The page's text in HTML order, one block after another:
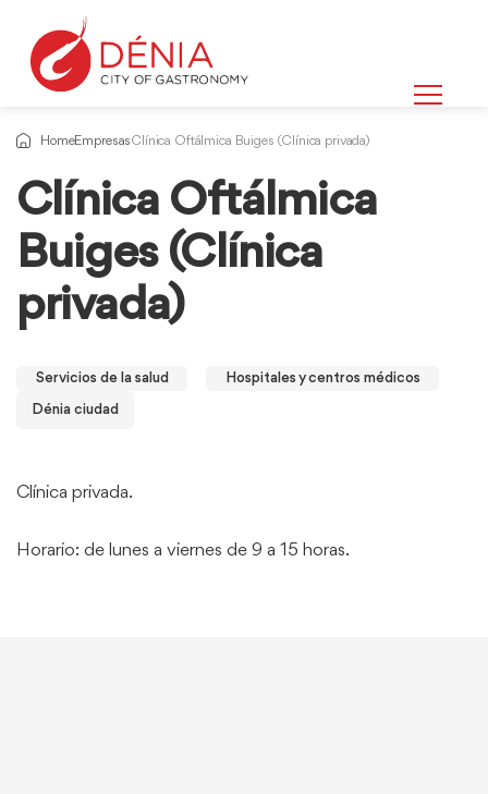
HomeEmpresasClínica Oftálmica Buiges (Clínica privada)
Clínica Oftálmica
Buiges (Clínica
privada)
Servicios de la salud Hospitales y centros médicos
Dénia ciudad
Clínica privada.
Horario: de lunes a viernes de 9 a 15 horas.